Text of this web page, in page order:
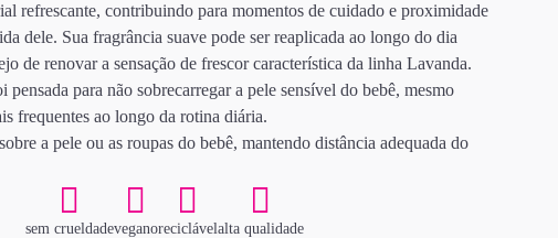
refrescante, contribuindo para momentos de cuidado e proximidade
dele. Sua fragrância suave pode ser reaplicada ao longo do dia
de renovar a sensação de frescor característica da linha Lavanda.
pensada para não sobrecarregar a pele sensível do bebê, mesmo
frequentes ao longo da rotina diária.
a pele ou as roupas do bebê, mantendo distância adequada do
sem crueldadeveganoreciclávelalta qualidade